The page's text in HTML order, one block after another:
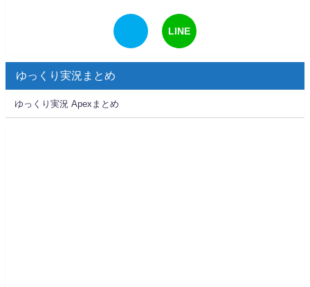
LINE
ゆっくり実況まとめ
ゆっくり実況 Apexまとめ